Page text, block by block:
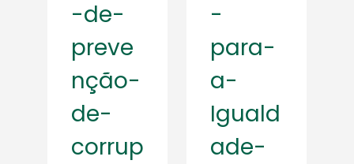
-de-
preve
nção-
de-
corrup
-
para-
a-
Iguald
ade-